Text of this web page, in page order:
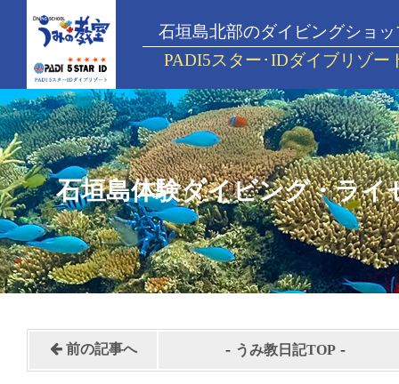
石垣島北部のダイビングショッ
PADI5スター･IDダイブリゾー
石垣島体験ダイビング・ライ
前の記事へ - うみ教日記TOP -